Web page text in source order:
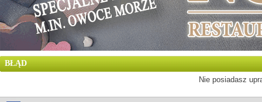
BŁĄD
Nie posiadasz